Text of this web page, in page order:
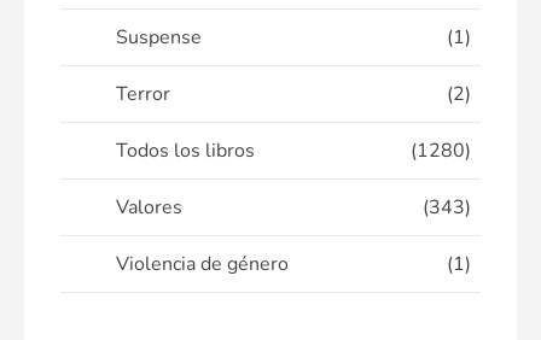
Suspense (1)
Terror (2)
Todos los libros (1280)
Valores (343)
Violencia de género (1)